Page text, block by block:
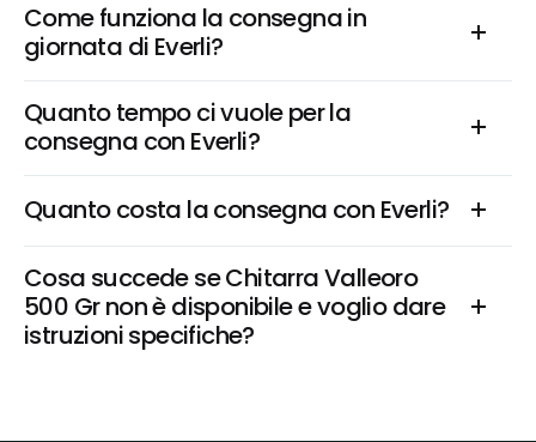
Come funziona la consegna in
giornata di Everli?
Quanto tempo ci vuole per la
consegna con Everli?
Quanto costa la consegna con Everli?
Cosa succede se Chitarra Valleoro
500 Gr non è disponibile e voglio dare
istruzioni specifiche?